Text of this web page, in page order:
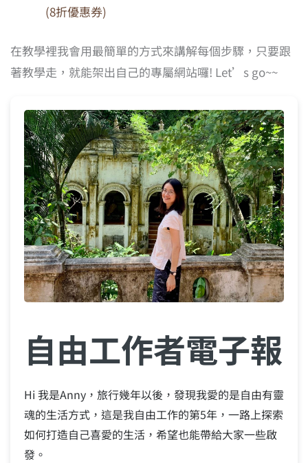
(8折優惠券)
在教學裡我會用最簡單的方式來講解每個步驟，只要跟
著教學走，就能架出自己的專屬網站囉! Let’s go~~
自由工作者電子報
Hi 我是Anny，旅行幾年以後，發現我愛的是自由有靈
魂的生活方式，這是我自由工作的第5年，一路上探索
如何打造自己喜愛的生活，希望也能帶給大家一些啟
發。